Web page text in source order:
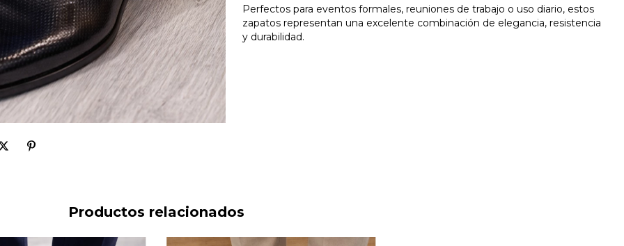
Perfectos para eventos formales, reuniones de trabajo o uso diario, estos
zapatos representan una excelente combinación de elegancia, resistencia
y durabilidad.
Productos relacionados